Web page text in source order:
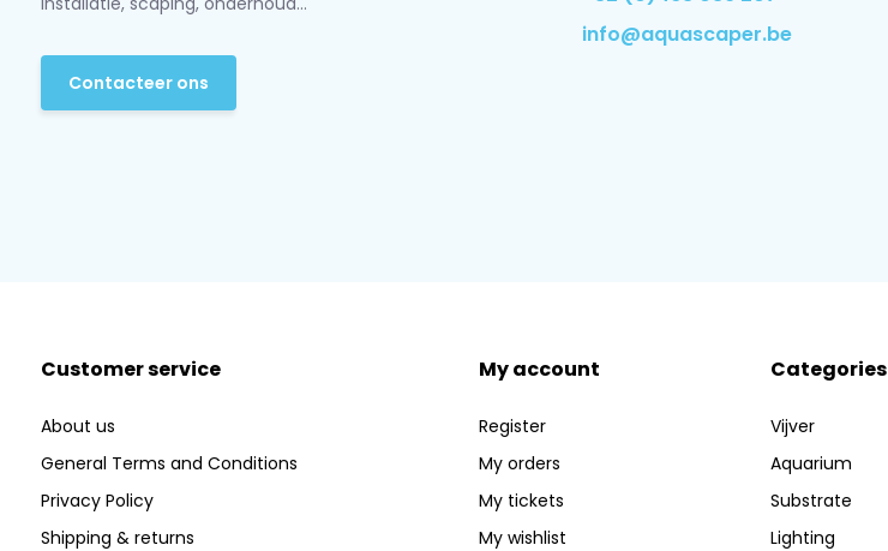
Contacteer ons
info@aquascaper.be
Customer service
About us
General Terms and Conditions
Privacy Policy
Shipping & returns
My account
Register
My orders
My tickets
My wishlist
Categories
Vijver
Aquarium
Substrate
Lighting